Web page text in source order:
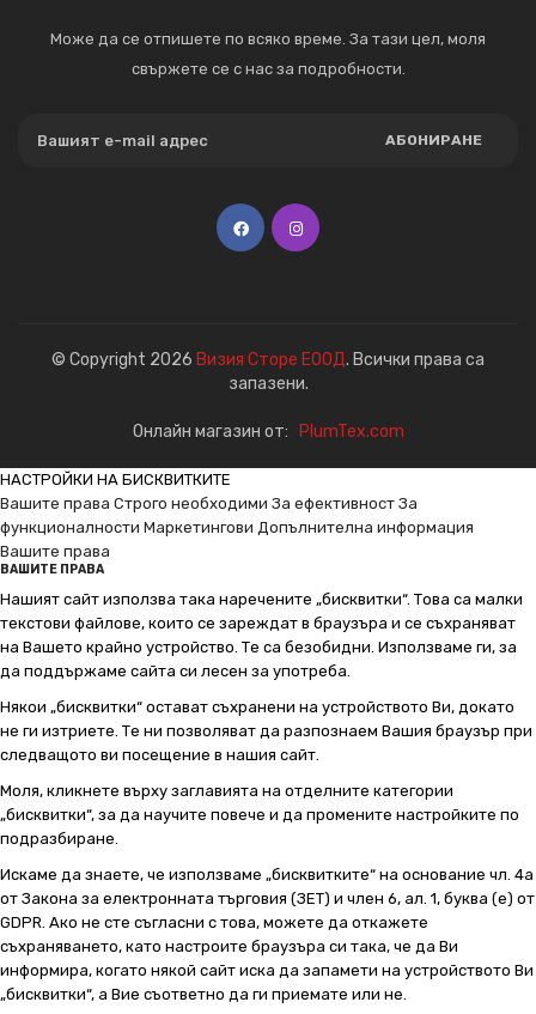
Може да се отпишете по всяко време. За тази цел, моля
свържете се с нас за подробности.
АБОНИРАНЕ
© Copyright 2026 Визия Сторе ЕООД. Всички права са
запазени.
Онлайн магазин от: PlumTex.com
НАСТРОЙКИ НА БИСКВИТКИТЕ
Вашите права Строго необходими За ефективност За
функционалности Маркетингови Допълнителна информация
Вашите права
ВАШИТЕ ПРАВА
Нашият сайт използва така наречените „бисквитки“. Това са малки
текстови файлове, които се зареждат в браузъра и се съхраняват
на Вашето крайно устройство. Те са безобидни. Използваме ги, за
да поддържаме сайта си лесен за употреба.
Някои „бисквитки“ остават съхранени на устройството Ви, докато
не ги изтриете. Те ни позволяват да разпознаем Вашия браузър при
следващото ви посещение в нашия сайт.
Моля, кликнете върху заглавията на отделните категории
„бисквитки“, за да научите повече и да промените настройките по
подразбиране.
Искаме да знаете, че използваме „бисквитките“ на основание чл. 4а
от Закона за електронната търговия (ЗЕТ) и член 6, ал. 1, буква (е) от
GDPR. Ако не сте съгласни с това, можете да откажете
съхраняването, като настроите браузъра си така, че да Ви
информира, когато някой сайт иска да запамети на устройството Ви
„бисквитки“, а Вие съответно да ги приемате или не.